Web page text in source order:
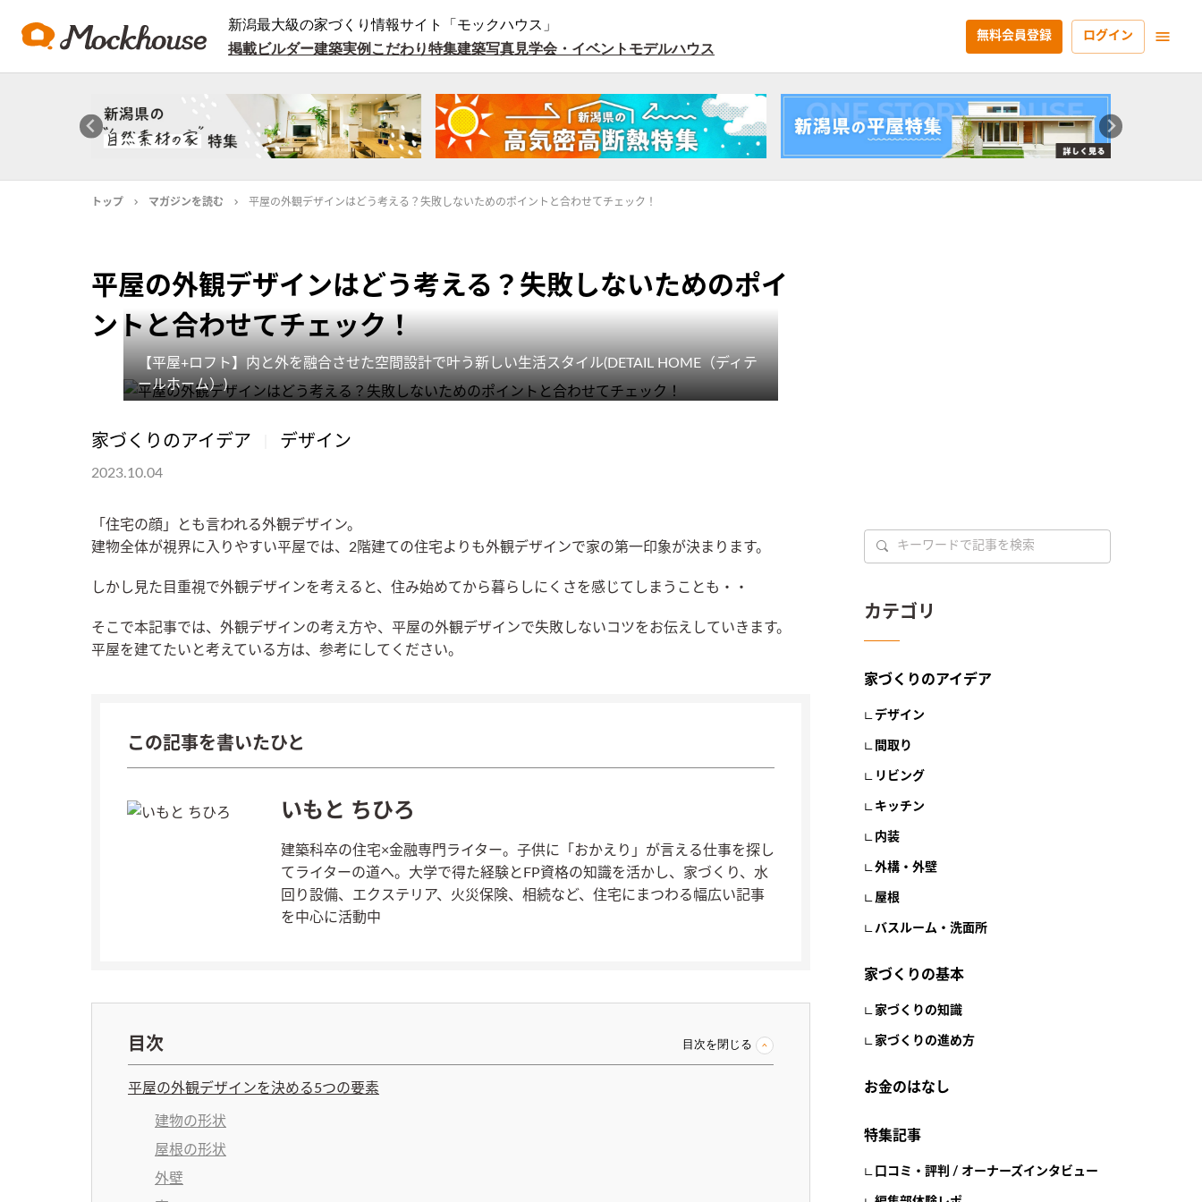
新潟最大級の家づくり情報サイト「モックハウス」
掲載ビルダー建築実例 こだわり特集建築写真見学会・イベント モデルハウス
無料会員登録 ログイン
トップ マガジンを読む 平屋の外観デザインはどう考える？失敗しないためのポイントと合わせてチェック！
平屋の外観デザインはどう考える？失敗しないためのポイ
ントと合わせてチェック！
【平屋+ロフト】内と外を融合させた空間設計で叶う新しい生活スタイル(DETAIL HOME（ディテ
ールホーム）)
家づくりのアイデア デザイン
2023.10.04
「住宅の顔」とも言われる外観デザイン。
建物全体が視界に入りやすい平屋では、2階建ての住宅よりも外観デザインで家の第一印象が決まります。
しかし見た目重視で外観デザインを考えると、住み始めてから暮らしにくさを感じてしまうことも・・
そこで本記事では、外観デザインの考え方や、平屋の外観デザインで失敗しないコツをお伝えしていきます。
平屋を建てたいと考えている方は、参考にしてください。
この記事を書いたひと
いもと ちひろ
建築科卒の住宅×金融専門ライター。子供に「おかえり」が言える仕事を探し
てライターの道へ。大学で得た経験とFP資格の知識を活かし、家づくり、水
回り設備、エクステリア、火災保険、相続など、住宅にまつわる幅広い記事
を中心に活動中
目次 目次を閉じる
平屋の外観デザインを決める5つの要素
建物の形状
屋根の形状
外壁
カテゴリ
家づくりのアイデア
デザイン
間取り
リビング
キッチン
内装
外構・外壁
屋根
バスルーム・洗面所
家づくりの基本
家づくりの知識
家づくりの進め方
お金のはなし
特集記事
口コミ・評判 / オーナーズインタビュー